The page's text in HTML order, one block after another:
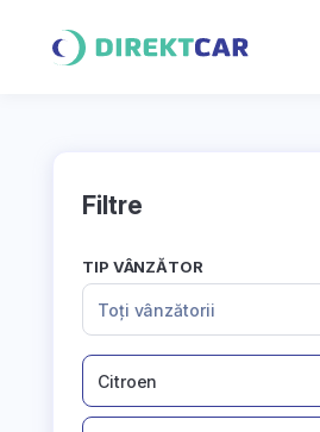
Filtre
TIP VÂNZĂTOR
Toți vânzătorii
Citroen